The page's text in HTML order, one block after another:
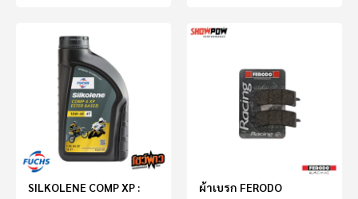
SILKOLENE COMP XP :
ผ้าเบรก FERODO